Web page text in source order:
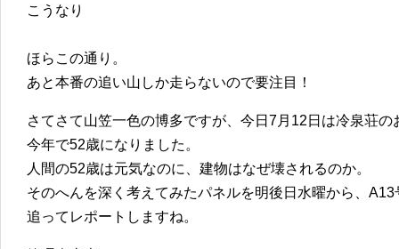
こうなり
ほらこの通り。
あと本番の追い山しか走らないので要注目！
さてさて山笠一色の博多ですが、今日7月12日は冷泉荘の
今年で52歳になりました。
人間の52歳は元気なのに、建物はなぜ壊されるのか。
そのへんを深く考えてみたパネルを明後日水曜から、
追ってレポートしますね。